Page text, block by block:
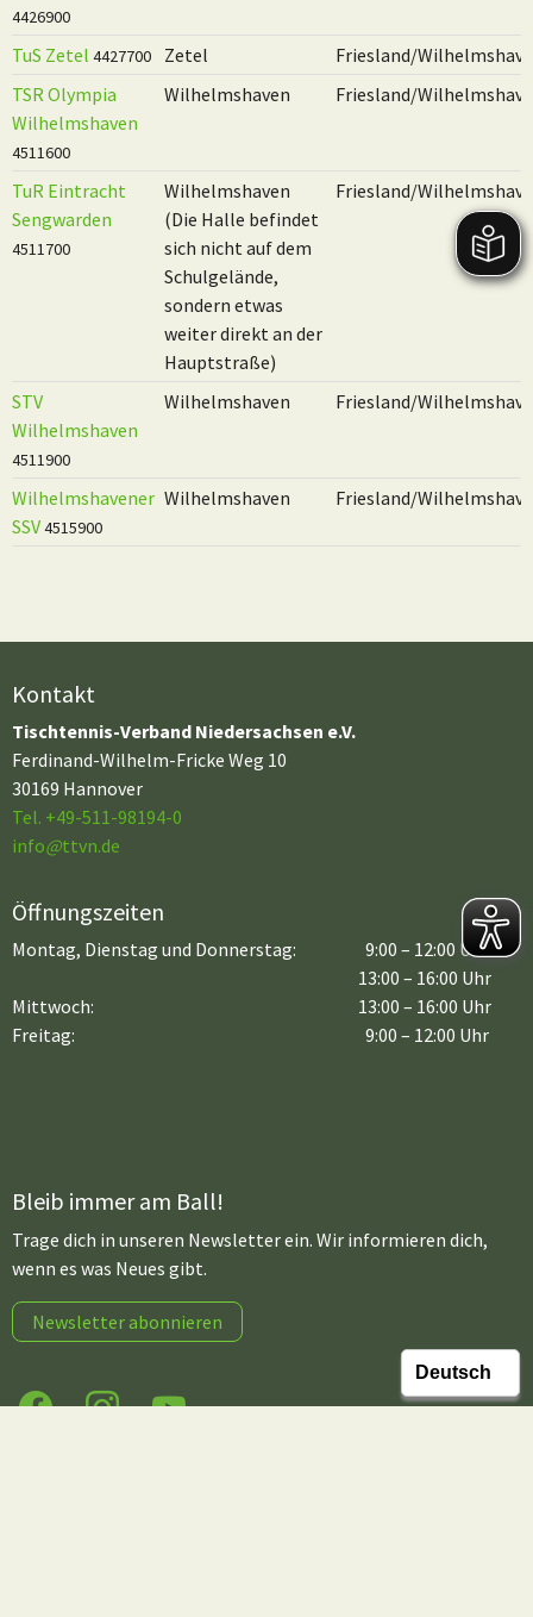
4426900
TuS Zetel 4427700 Zetel
Friesland/
TSR Olympia
Wilhelmshaven
4511600
Wilhelmshaven Friesland/
TuR Eintracht
Sengwarden
4511700
Wilhelmshaven
(Die Halle befindet
sich nicht auf dem
Schulgelände,
sondern etwas
weiter direkt an der
Hauptstraße)
Friesland/
STV
Wilhelmshaven
4511900
Wilhelmshaven Friesland/
Wilhelmshavener
SSV4515900
Wilhelmshaven Friesland/
Kontakt
Tischtennis-Verband Niedersachsen e.V.
Ferdinand-Wilhelm-Fricke Weg 10
30169 Hannover
Tel. +49-511-98194-0
info@ttvn.de
Öffnungszeiten
Montag, Dienstag und Donnerstag:
9:00 – 12:00 Uhr
13:00 – 16:00 Uhr
Mittwoch:
Freitag:
13:00 – 16:00 Uhr
9:00 – 12:00 Uhr
Bleib immer am Ball!
Trage dich in unseren Newsletter ein. Wir informieren dich,
wenn es was Neues gibt.
Newsletter abonnieren